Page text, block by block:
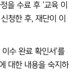
을 수료 후 ‘교육 이
청한 후, 재단이 이
수 완료 확인서’를
대한 내용을 숙지하